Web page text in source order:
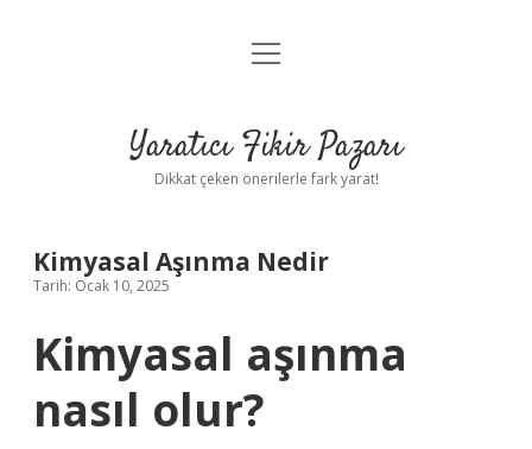
Anasayfa
Yasal Uyarı
menüyü
Yaratıcı Fikir Pazarı
Dikkat çeken önerilerle fark yarat!
Kimyasal Aşınma Nedir
Tarih: Ocak 10, 2025
Kimyasal aşınma
nasıl olur?